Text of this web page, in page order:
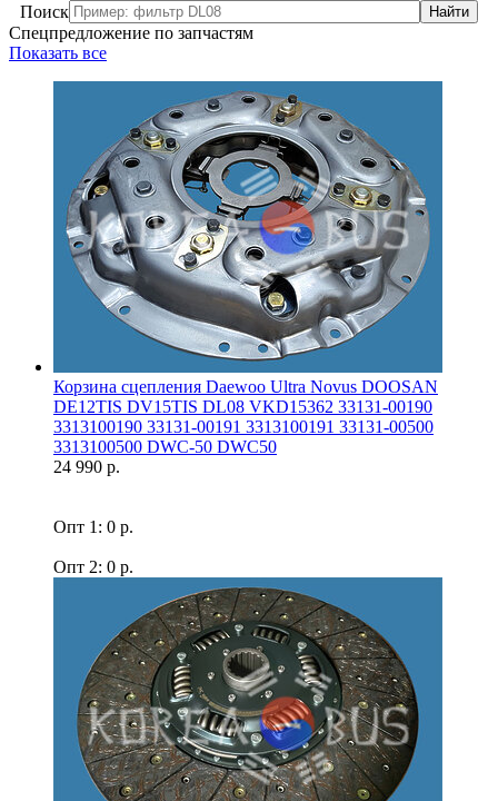
Поиск
Спецпредложение по запчастям
Показать все
Корзина сцепления Daewoo Ultra Novus DOOSAN
DE12TIS DV15TIS DL08 VKD15362 33131-00190
3313100190 33131-00191 3313100191 33131-00500
3313100500 DWC-50 DWC50
24 990 р.
Опт 1: 0 р.
Опт 2: 0 р.